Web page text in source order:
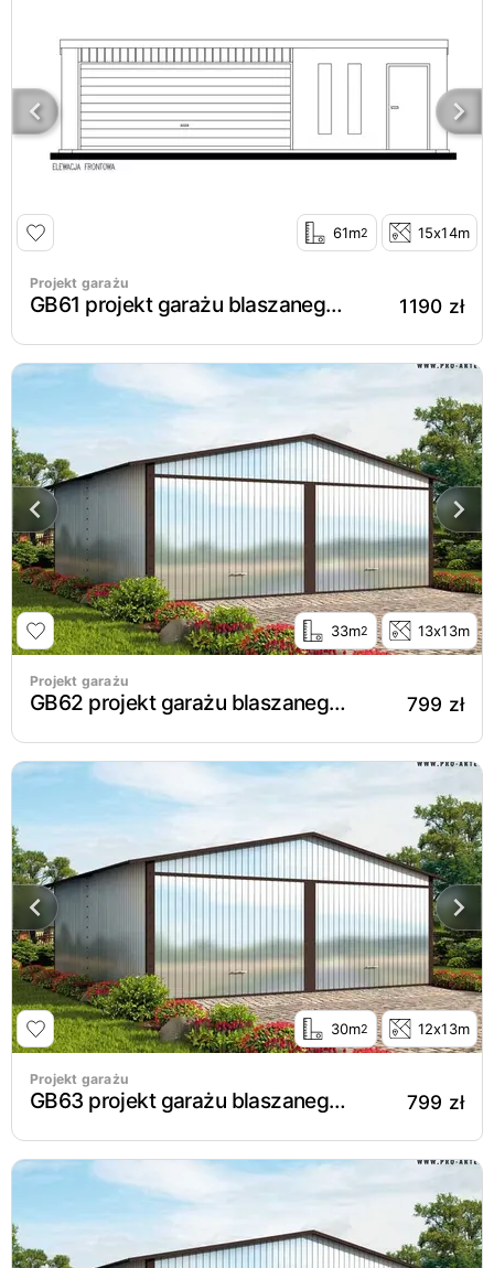
61m2 15x14m
Projekt garażu
GB61 projekt garażu blaszanego jednostanowiskowego z pomieszczeniem gospodarczym 1190 zł
33m2 13x13m
Projekt garażu
GB62 projekt garażu blaszanego dwustanowiskowego 799 zł
30m2 12x13m
Projekt garażu
GB63 projekt garażu blaszanego dwustanowiskowego 799 zł